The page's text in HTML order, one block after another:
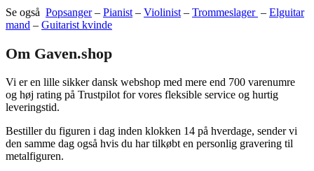
Se også Popsanger– Pianist – Violinist – Trommeslager – Elguitar
mand – Guitarist kvinde
Om Gaven.shop
Vi er en lille sikker dansk webshop med mere end 700 varenumre
og høj rating på Trustpilot for vores fleksible service og hurtig
leveringstid.
Bestiller du figuren i dag inden klokken 14 på hverdage, sender vi
den samme dag også hvis du har tilkøbt en personlig gravering til
metalfiguren.